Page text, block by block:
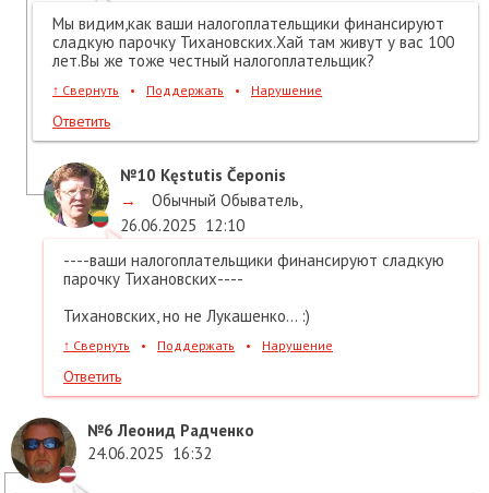
Мы видим,как ваши налогоплательщики финансируют
сладкую парочку Тихановских.Хай там живут у вас 100
лет.Вы же тоже честный налогоплательщик?
↑ Свернуть • Поддержать • Нарушение
Ответить
№10 Kęstutis Čeponis
→
Обычный Обыватель,
26.06.2025 12:10
----ваши налогоплательщики финансируют сладкую
парочку Тихановских----
Тихановских, но не Лукашенко... :)
↑ Свернуть • Поддержать • Нарушение
Ответить
№6 Леонид Радченко
24.06.2025 16:32